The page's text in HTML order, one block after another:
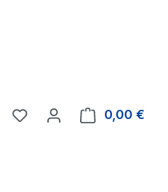
Du hast 0 Produkte auf
0,00 €